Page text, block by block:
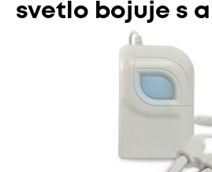
svetlo bojuje s